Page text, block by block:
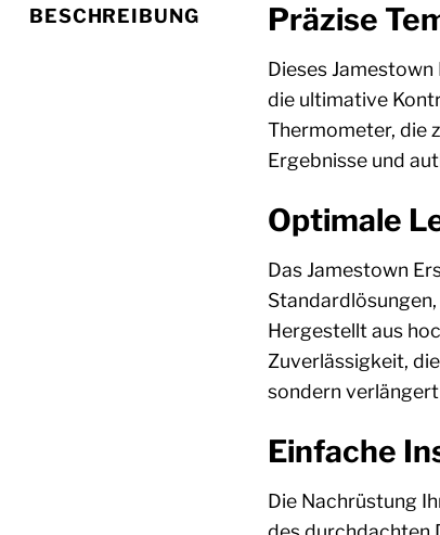
BESCHREIBUNG Präzise
Dieses
die ultimative
Thermometer, die
Ergebnisse und
Optimale
Das Jamestown
Hergestellt aus
Zuverlässigkeit,
sondern
Einfache
Die Nachrüstung